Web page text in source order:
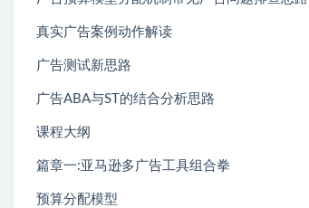
真实广告案例动作解读
广告测试新思路
广告ABA与ST的结合分析思路
课程大纲
篇章一:亚马逊多广告工具组合拳
预算分配模型